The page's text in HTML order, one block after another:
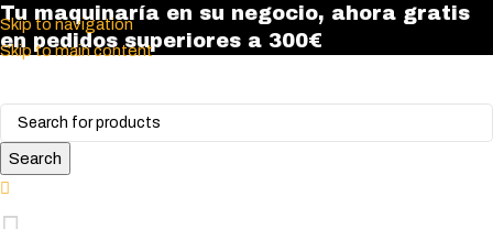
Skip to navigation
Skip to main content
Tu maquinaría en su negocio, ahora gratis
en pedidos superiores a 300€
Search